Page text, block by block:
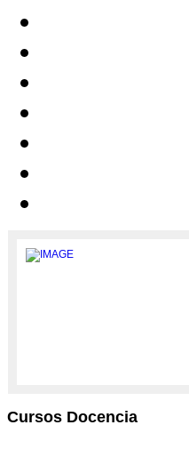
Cursos Docencia